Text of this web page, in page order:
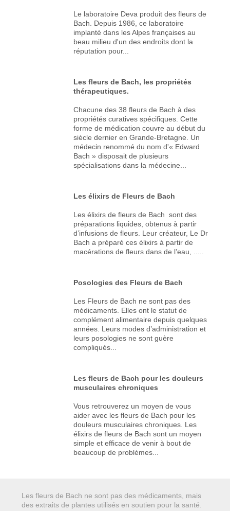
Le laboratoire Deva produit des fleurs de
Bach. Depuis 1986, ce laboratoire
implanté dans les Alpes françaises au
beau milieu d'un des endroits dont la
réputation pour...
Les fleurs de Bach, les propriétés
thérapeutiques.
Chacune des 38 fleurs de Bach à des
propriétés curatives spécifiques. Cette
forme de médication couvre au début du
siècle dernier en Grande-Bretagne. Un
médecin renommé du nom d'« Edward
Bach » disposait de plusieurs
spécialisations dans la médecine...
Les élixirs de Fleurs de Bach
Les élixirs de fleurs de Bach sont des
préparations liquides, obtenus à partir
d’infusions de fleurs. Leur créateur, Le Dr
Bach a préparé ces élixirs à partir de
macérations de fleurs dans de l’eau, .....
Posologies des Fleurs de Bach
Les Fleurs de Bach ne sont pas des
médicaments. Elles ont le statut de
complément alimentaire depuis quelques
années. Leurs modes d’administration et
leurs posologies ne sont guère
compliqués...
Les fleurs de Bach pour les douleurs
musculaires chroniques
Vous retrouverez un moyen de vous
aider avec les fleurs de Bach pour les
douleurs musculaires chroniques. Les
élixirs de fleurs de Bach sont un moyen
simple et efficace de venir à bout de
beaucoup de problèmes...
Les fleurs de Bach ne sont pas des médicaments, mais
des extraits de plantes utilisés en soutien pour la santé.